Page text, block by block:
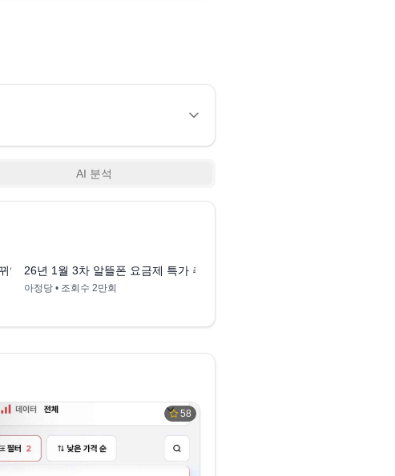
AI 분석
모나 스마텔 이야기 핀다이렉트 SK7 이지 슈가 인스 유모바일 아정당)
었습니다! (아이즈 티플러스 프리티 모빙 모나 스마텔 이야기 핀다이렉트
26년 1월 3차 알뜰폰 요금제 특가 추천! 빨리 갈아타세요! (아이즈 티플러
아정당 • 조회수 2만회
58